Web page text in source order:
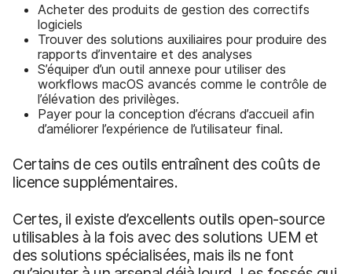
Acheter des produits de gestion des correctifs
logiciels
Trouver des solutions auxiliaires pour produire des
rapports d’inventaire et des analyses
S’équiper d’un outil annexe pour utiliser des
workflows macOS avancés comme le contrôle de
l’élévation des privilèges.
Payer pour la conception d’écrans d’accueil afin
d’améliorer l’expérience de l’utilisateur final.
Certains de ces outils entraînent des coûts de
licence supplémentaires.
Certes, il existe d’excellents outils open-source
utilisables à la fois avec des solutions UEM et
des solutions spécialisées, mais ils ne font